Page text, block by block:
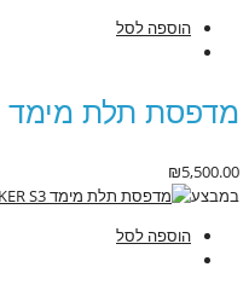
הוספה לסל
מדפסת תלת מימד CREATBOAT F160
₪5,500.00
במבצע
הוספה לסל